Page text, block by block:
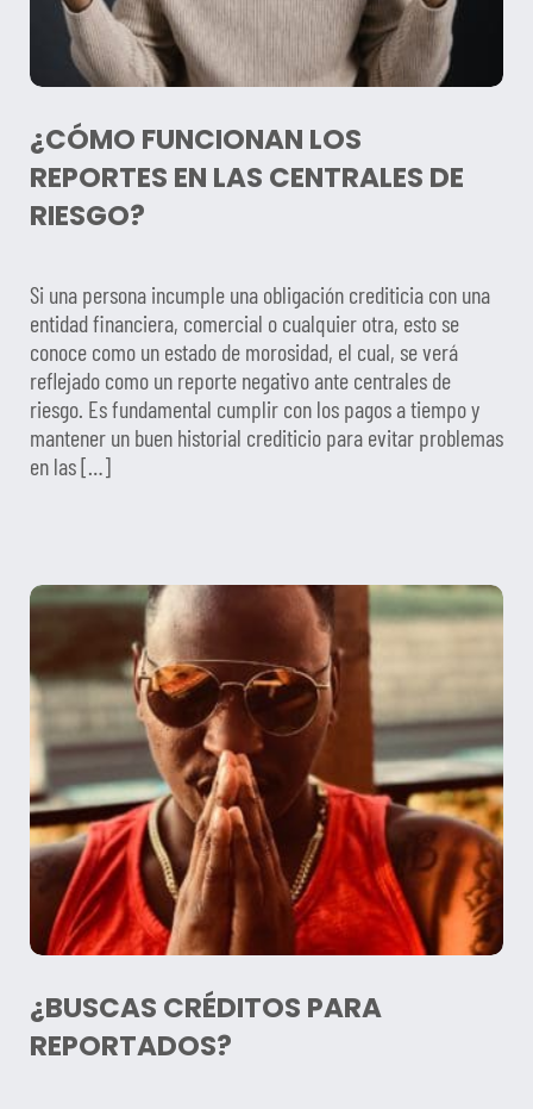
¿CÓMO FUNCIONAN LOS
REPORTES EN LAS CENTRALES DE
RIESGO?
Si una persona incumple una obligación crediticia con una
entidad financiera, comercial o cualquier otra, esto se
conoce como un estado de morosidad, el cual, se verá
reflejado como un reporte negativo ante centrales de
riesgo. Es fundamental cumplir con los pagos a tiempo y
mantener un buen historial crediticio para evitar problemas
en las […]
¿BUSCAS CRÉDITOS PARA
REPORTADOS?